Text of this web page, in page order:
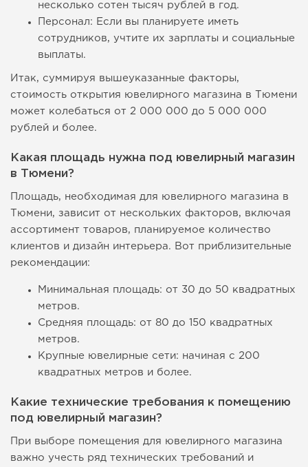
несколько сотен тысяч рублей в год.
Персонал: Если вы планируете иметь
сотрудников, учтите их зарплаты и социальные
выплаты.
Итак, суммируя вышеуказанные факторы,
стоимость открытия ювелирного магазина в Тюмени
может колебаться от 2 000 000 до 5 000 000
рублей и более.
Какая площадь нужна под ювелирный магазин
в Тюмени?
Площадь, необходимая для ювелирного магазина в
Тюмени, зависит от нескольких факторов, включая
ассортимент товаров, планируемое количество
клиентов и дизайн интерьера. Вот приблизительные
рекомендации:
Минимальная площадь: от 30 до 50 квадратных
метров.
Средняя площадь: от 80 до 150 квадратных
метров.
Крупные ювелирные сети: начиная с 200
квадратных метров и более.
Какие технические требования к помещению
под ювелирный магазин?
При выборе помещения для ювелирного магазина
важно учесть ряд технических требований и